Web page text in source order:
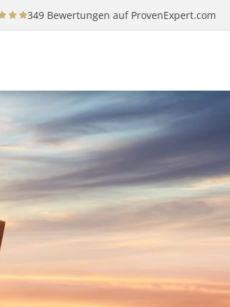
349 Bewertungen auf ProvenExpert.com